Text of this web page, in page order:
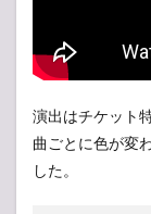
演出はチケット
曲ごとに色が変
した。